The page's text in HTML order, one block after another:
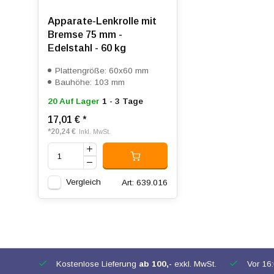
Apparate-Lenkrolle mit
Bremse 75 mm -
Edelstahl - 60 kg
Plattengröße: 60x60 mm
Bauhöhe: 103 mm
20 Auf Lager 1 - 3 Tage
17,01 € *
*20,24 € Inkl. MwSt.
Vergleich Art: 639.016
Kostenlose Lieferung ab 100,- exkl. MwSt. Vor